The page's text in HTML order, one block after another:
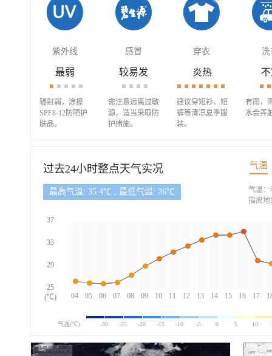
紫外线 感冒 穿衣 洗
最弱
辐射弱，涂擦
SPF8-12防晒护
肤品。
较易发
需注意远离过敏
源，适当采取防
护措施。
炎热
建议穿短衫、短
裤等清凉夏季服
装。
有雨，
水会弄
过去24小时整点天气实况 气温
最高气温: 35.4℃ , 最低气温: 26℃
04 05 06 07 08 09 10 11 12 13 14 15 16 17
37
33
29
25
(℃)
气温：
指离地
气温(℃) -30 -25 -20 -15 -10 -5 0 5 10